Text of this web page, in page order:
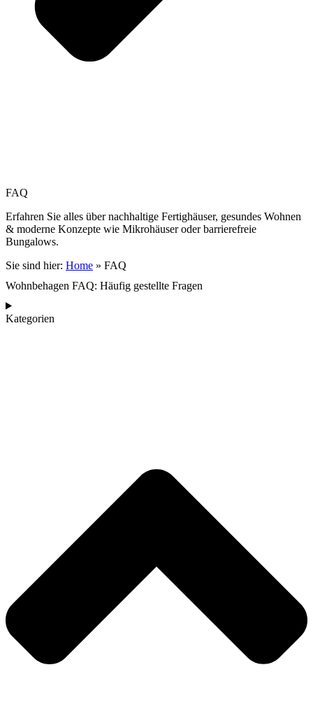
FAQ
Erfahren Sie alles über nachhaltige Fertighäuser, gesundes Wohnen
& moderne Konzepte wie Mikrohäuser oder barrierefreie
Bungalows.
Sie sind hier: Home » FAQ
Wohnbehagen FAQ: Häufig gestellte Fragen
Kategorien